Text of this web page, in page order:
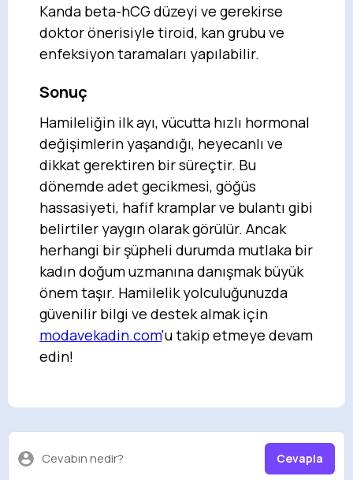
Kanda beta-hCG düzeyi ve gerekirse
doktor önerisiyle tiroid, kan grubu ve
enfeksiyon taramaları yapılabilir.
Sonuç
Hamileliğin ilk ayı, vücutta hızlı hormonal
değişimlerin yaşandığı, heyecanlı ve
dikkat gerektiren bir süreçtir. Bu
dönemde adet gecikmesi, göğüs
hassasiyeti, hafif kramplar ve bulantı gibi
belirtiler yaygın olarak görülür. Ancak
herhangi bir şüpheli durumda mutlaka bir
kadın doğum uzmanına danışmak büyük
önem taşır. Hamilelik yolculuğunuzda
güvenilir bilgi ve destek almak için
modavekadin.com'u takip etmeye devam
edin!
Cevabın nedir? Cevapla